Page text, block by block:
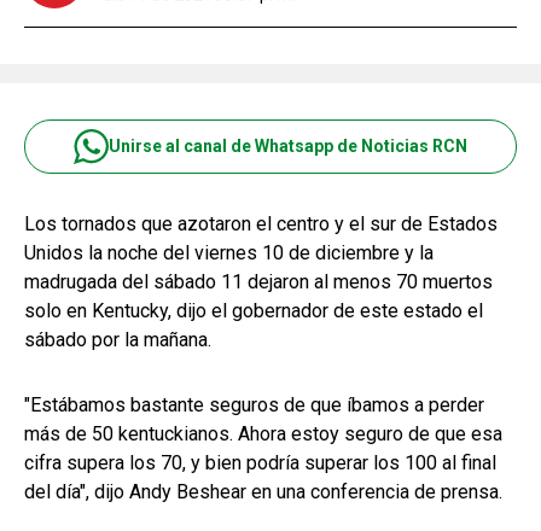
Unirse al canal de Whatsapp de Noticias RCN
Los tornados que azotaron el centro y el sur de Estados
Unidos la noche del viernes 10 de diciembre y la
madrugada del sábado 11 dejaron al menos 70 muertos
solo en Kentucky, dijo el gobernador de este estado el
sábado por la mañana.
"Estábamos bastante seguros de que íbamos a perder
más de 50 kentuckianos. Ahora estoy seguro de que esa
cifra supera los 70, y bien podría superar los 100 al final
del día", dijo Andy Beshear en una conferencia de prensa.